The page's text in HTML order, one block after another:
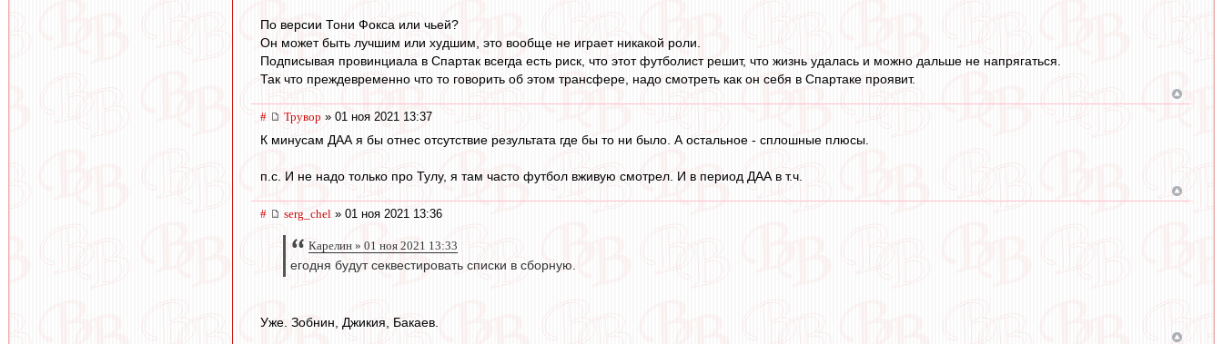
По версии Тони Фокса или чьей?
Он может быть лучшим или худшим, это вообще не играет никакой роли.
Подписывая провинциала в Спартак всегда есть риск, что этот футболист решит, что жизнь удалась и можно дальше не напрягаться.
Так что преждевременно что то говорить об этом трансфере, надо смотреть как он себя в Спартаке проявит.
# Трувор » 01 ноя 2021 13:37
К минусам ДАА я бы отнес отсутствие результата где бы то ни было. А остальное - сплошные плюсы.
п.с. И не надо только про Тулу, я там часто футбол вживую смотрел. И в период ДАА в т.ч.
# serg_chel » 01 ноя 2021 13:36
Карелин » 01 ноя 2021 13:33
егодня будут секвестировать списки в сборную.
Уже. Зобнин, Джикия, Бакаев.